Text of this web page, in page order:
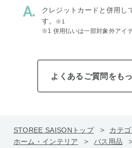
クレジットカードと併用し
す。
※1
※1 併用払いは一部対象外アイ
よくあるご質問をも
STOREE SAISONトップ
カテゴ
ホーム・インテリア
バス用品